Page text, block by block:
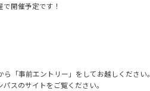
開催予定です！
「事前エントリー」をしてお越しください。
スのサイトをご覧ください。